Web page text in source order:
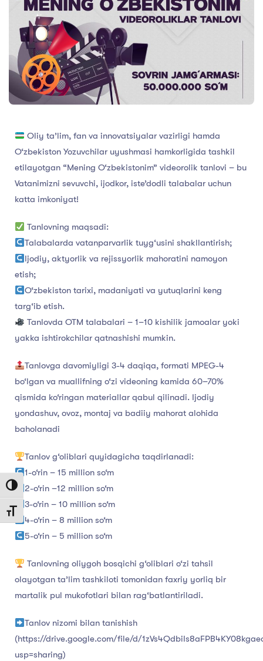
Toggle High Contrast
Toggle Font size
Oliy ta’lim, fan va innovatsiyalar vazirligi hamda
O‘zbekiston Yozuvchilar uyushmasi hamkorligida tashkil
etilayotgan “Mening O‘zbekistonim” videorolik tanlovi – bu
Vatanimizni sevuvchi, ijodkor, iste’dodli talabalar uchun
katta imkoniyat!
Tanlovning maqsadi:
Talabalarda vatanparvarlik tuyg‘usini shakllantirish;
Ijodiy, aktyorlik va rejissyorlik mahoratini namoyon
etish;
O‘zbekiston tarixi, madaniyati va yutuqlarini keng
targ‘ib etish.
Tanlovda OTM talabalari – 1–10 kishilik jamoalar yoki
yakka ishtirokchilar qatnashishi mumkin.
Tanlovga davomiyligi 3-4 daqiqa, formati MPEG-4
bo‘lgan va muallifning o‘zi videoning kamida 60–70%
qismida ko‘ringan materiallar qabul qilinadi. Ijodiy
yondashuv, ovoz, montaj va badiiy mahorat alohida
baholanadi
Tanlov g‘oliblari quyidagicha taqdirlanadi:
1-o‘rin – 15 million so‘m
2-o‘rin –12 million so‘m
3-o‘rin – 10 million so‘m
4-o‘rin – 8 million so‘m
5-o‘rin – 5 million so‘m
Tanlovning oliygoh bosqichi g‘oliblari o‘zi tahsil
olayotgan ta’lim tashkiloti tomonidan faxriy yorliq bir
martalik pul mukofotlari bilan rag‘batlantiriladi.
Tanlov nizomi bilan tanishish
(https://drive.google.com/file/d/
usp=sharing)